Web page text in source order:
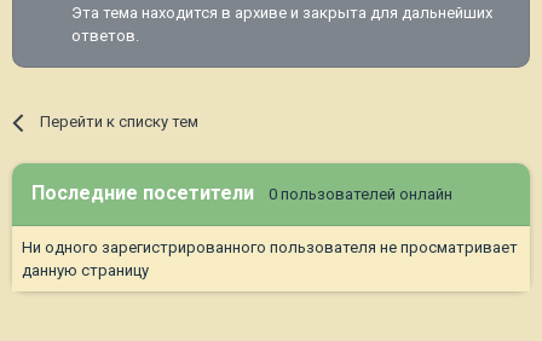
Эта тема находится в архиве и закрыта для дальнейших
ответов.
Перейти к списку тем
Последние посетители 0 пользователей онлайн
Ни одного зарегистрированного пользователя не просматривает
данную страницу